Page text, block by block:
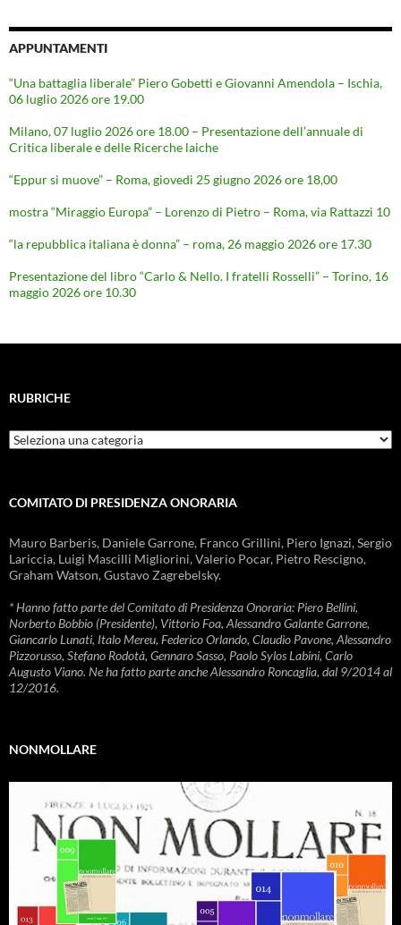
APPUNTAMENTI
“Una battaglia liberale” Piero Gobetti e Giovanni Amendola – Ischia,
06 luglio 2026 ore 19.00
Milano, 07 luglio 2026 ore 18.00 – Presentazione dell’annuale di
Critica liberale e delle Ricerche laiche
“Eppur si muove” – Roma, giovedì 25 giugno 2026 ore 18,00
mostra “Miraggio Europa” – Lorenzo di Pietro – Roma, via Rattazzi 10
“la repubblica italiana è donna” – roma, 26 maggio 2026 ore 17.30
Presentazione del libro “Carlo & Nello. I fratelli Rosselli” – Torino, 16
maggio 2026 ore 10.30
RUBRICHE
Rubriche
COMITATO DI PRESIDENZA ONORARIA
Mauro Barberis, Daniele Garrone, Franco Grillini, Piero Ignazi, Sergio
Lariccia, Luigi Mascilli Migliorini, Valerio Pocar, Pietro Rescigno,
Graham Watson, Gustavo Zagrebelsky.
* Hanno fatto parte del Comitato di Presidenza Onoraria: Piero Bellini,
Norberto Bobbio (Presidente), Vittorio Foa, Alessandro Galante Garrone,
Giancarlo Lunati, Italo Mereu, Federico Orlando, Claudio Pavone, Alessandro
Pizzorusso, Stefano Rodotà, Gennaro Sasso, Paolo Sylos Labini, Carlo
Augusto Viano. Ne ha fatto parte anche Alessandro Roncaglia, dal 9/2014 al
12/2016.
NONMOLLARE